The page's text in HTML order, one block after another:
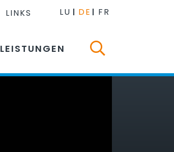
LINKS LU DE FR
LEISTUNGEN